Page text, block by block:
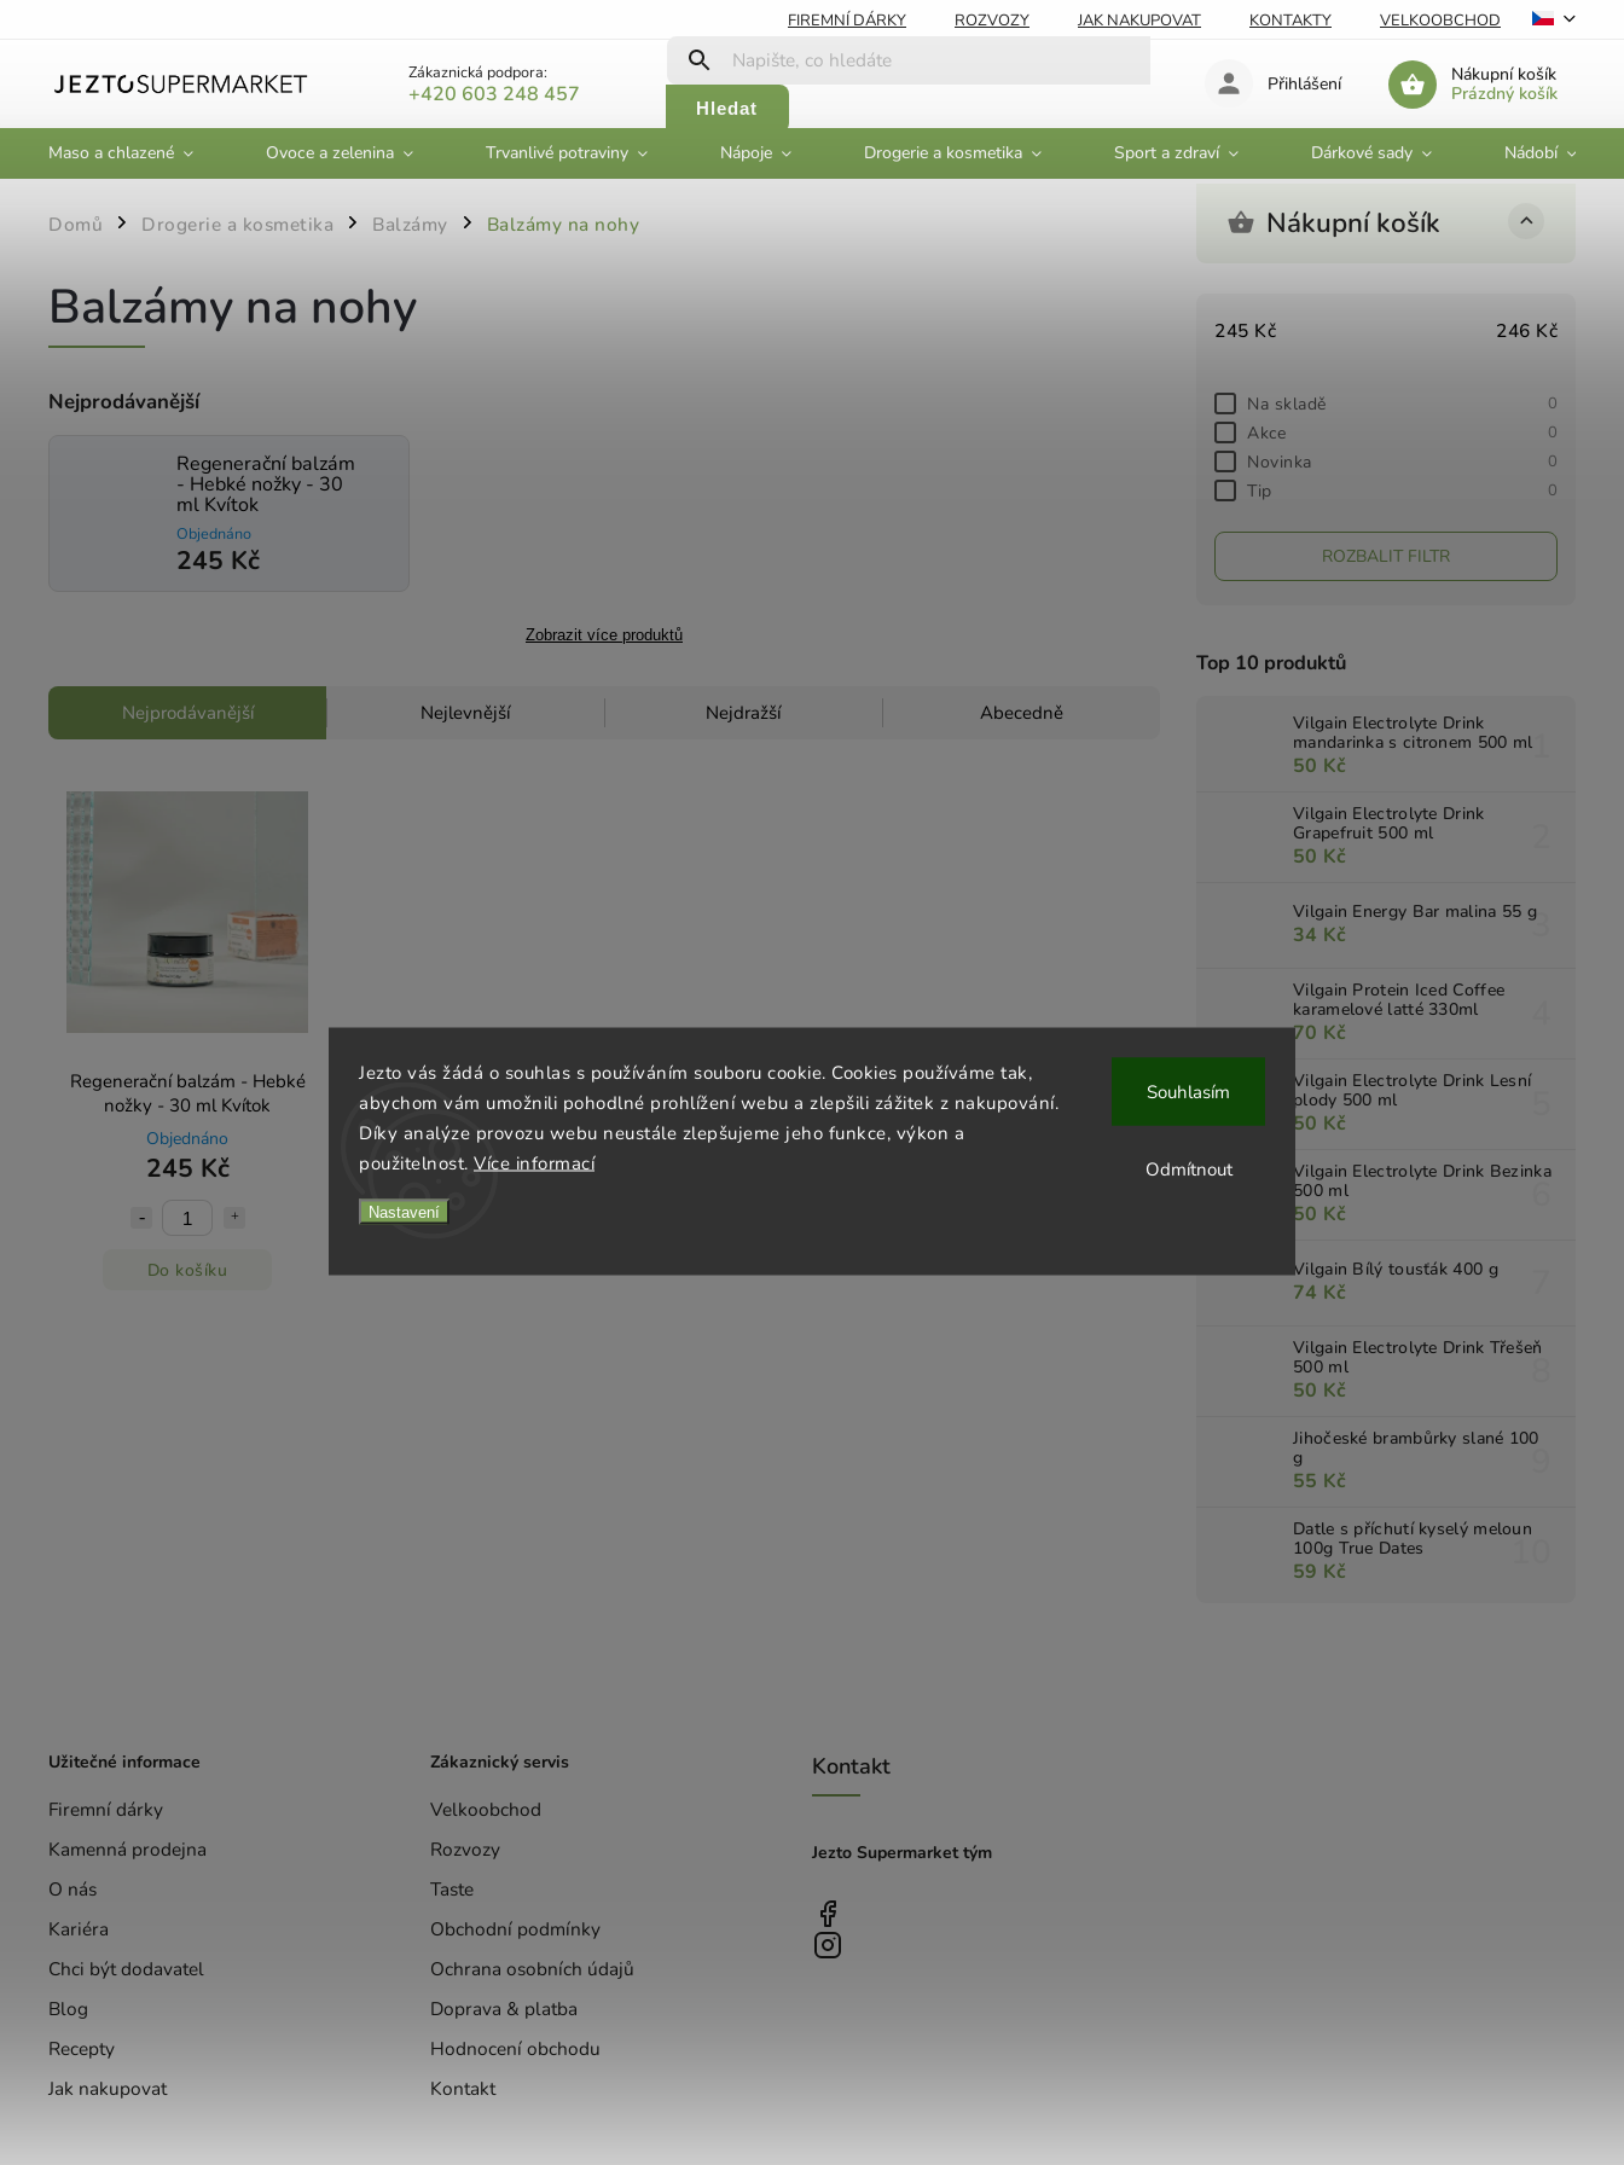
Jezto vás žádá o souhlas s používáním souboru cookie. Cookies používáme tak,
abychom vám umožnili pohodlné prohlížení webu a zlepšili zážitek z nakupování.
Díky analýze provozu webu neustále zlepšujeme jeho funkce, výkon a
použitelnost. Více informací
Nastavení
Odmítnout
Souhlasím
FIREMNÍ DÁRKY ROZVOZY JAK NAKUPOVAT KONTAKTY VELKOOBCHOD
Zákaznická podpora:
+420 603 248 457
Hledat
Nákupní košík
Prázdný košík
Přihlášení
Maso a chlazené Ovoce a zelenina Trvanlivé potraviny Nápoje Drogerie a kosmetika Sport a zdraví Dárkové sady Nádobí
Domů / Drogerie a kosmetika / Balzámy / Balzámy na nohy Nákupní košík
245 Kč 246 Kč
Na skladě 0
Akce 0
Novinka 0
Tip 0
ROZBALIT FILTR
Top 10 produktů
Vilgain Electrolyte Drink
mandarinka s citronem 500 ml
50 Kč
Vilgain Electrolyte Drink
Grapefruit 500 ml
50 Kč
Vilgain Energy Bar malina 55 g
34 Kč
Vilgain Protein Iced Coffee
karamelové latté 330ml
70 Kč
Vilgain Electrolyte Drink Lesní
plody 500 ml
50 Kč
Vilgain Electrolyte Drink Bezinka
500 ml
50 Kč
Vilgain Bílý tousťák 400 g
74 Kč
Vilgain Electrolyte Drink Třešeň
500 ml
50 Kč
Jihočeské brambůrky slané 100
g
55 Kč
Datle s příchutí kyselý meloun
100g True Dates
59 Kč
Balzámy na nohy
Nejprodávanější
Regenerační balzám
- Hebké nožky - 30
ml Kvítok
Objednáno
245 Kč
Zobrazit více produktů
Nejprodávanější Nejlevnější Nejdražší Abecedně
Regenerační balzám - Hebké
nožky - 30 ml Kvítok
Objednáno
245 Kč
Do košíku
Užitečné informace
Firemní dárky
Kamenná prodejna
O nás
Kariéra
Chci být dodavatel
Blog
Recepty
Jak nakupovat
Zákaznický servis
Velkoobchod
Rozvozy
Taste
Obchodní podmínky
Ochrana osobních údajů
Doprava & platba
Hodnocení obchodu
Kontakt
Kontakt
Jezto Supermarket tým